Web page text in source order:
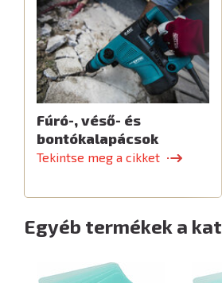
Fúró-, véső- és
bontókalapácsok
Tekintse meg a cikket
Egyéb termékek a